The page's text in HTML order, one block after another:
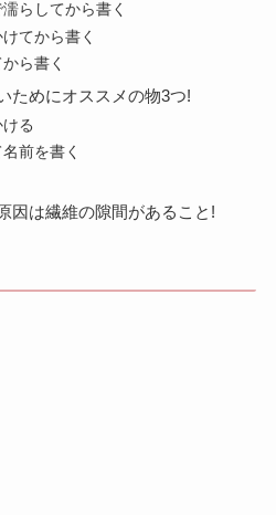
らしてから書く
てから書く
ら書く
ためにオススメの物3つ!
る
前を書く
因は繊維の隙間があること!